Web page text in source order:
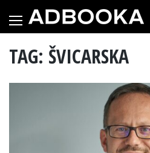
content
TAG: ŠVICARSKA